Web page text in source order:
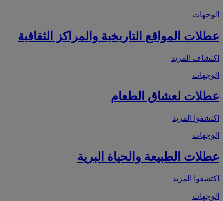
الوجهات
عطلات المواقع التاريخية والمراكز الثقافية
اكتشاف المزيد
الوجهات
عطلات لعشاق الطعام
اكتشفوا المزيد
الوجهات
عطلات الطبيعة والحياة البرية
اكتشفوا المزيد
الوجهات